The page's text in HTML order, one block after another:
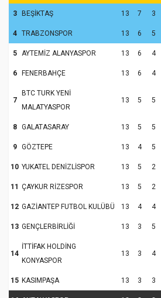
3 BEŞİKTAŞ 13 7 3
4 TRABZONSPOR 13 6 5
5 AYTEMİZ ALANYASPOR 13 6 4
6 FENERBAHÇE 13 6 4
7
BTC TURK YENİ
MALATYASPOR
13 5 5
8 GALATASARAY 13 5 5
9 GÖZTEPE 13 4 5
10 YUKATEL DENİZLİSPOR 13 5 2
11 ÇAYKUR RİZESPOR 13 5 2
12 GAZİANTEP FUTBOL KULÜBÜ 13 4 4
13 GENÇLERBİRLİĞİ 13 3 5
14
İTTİFAK HOLDİNG
KONYASPOR
13 3 4
15 KASIMPAŞA 13 3 3